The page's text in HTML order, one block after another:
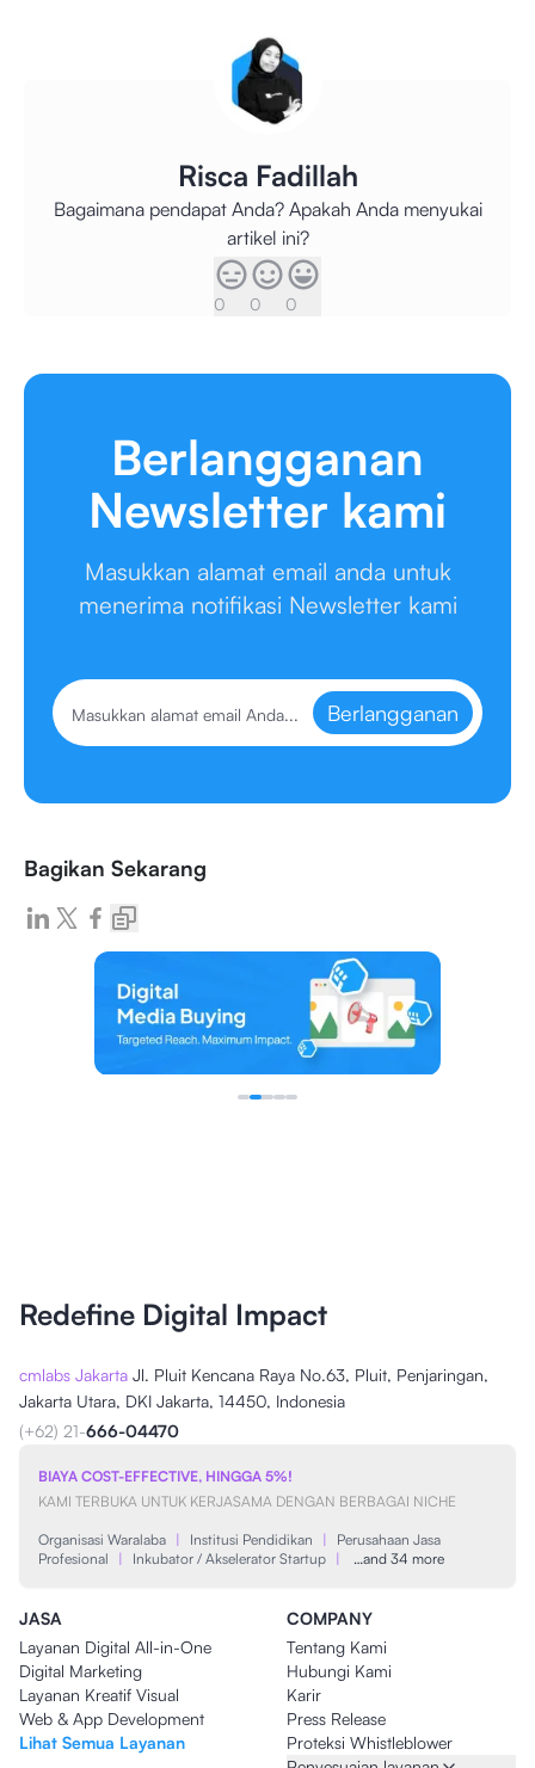
Risca Fadillah
Bagaimana pendapat Anda? Apakah Anda menyukai
artikel ini?
0 0 0
Berlangganan
Newsletter kami
Masukkan alamat email anda untuk
menerima notifikasi Newsletter kami
Berlangganan
Bagikan Sekarang
Redefine Digital Impact
cmlabs Jakarta Jl. Pluit Kencana Raya No.63, Pluit, Penjaringan,
Jakarta Utara, DKI Jakarta, 14450, Indonesia
(+62) 21-666-04470
BIAYA COST-EFFECTIVE, HINGGA 5%!
KAMI TERBUKA UNTUK KERJASAMA DENGAN BERBAGAI NICHE
Organisasi Waralaba | Institusi Pendidikan |
Perusahaan Jasa
Profesional
| Inkubator / Akselerator Startup | …and 34 more
JASA
Layanan Digital All-in-One
Digital Marketing
Layanan Kreatif Visual
Web & App Development
Lihat Semua Layanan
COMPANY
Tentang Kami
Hubungi Kami
Karir
Press Release
Proteksi Whistleblower